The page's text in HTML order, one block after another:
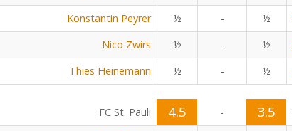
Konstantin Peyrer ½ - ½
Nico Zwirs ½ - ½
Thies Heinemann ½ - ½
FC St. Pauli 4.5 - 3.5